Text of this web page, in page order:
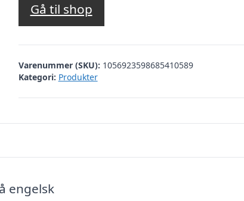
Gå til shop
Varenummer (SKU): 1056923598685410589
Kategori: Produkter
engelsk